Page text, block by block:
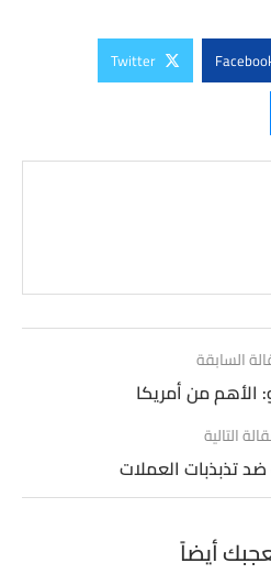
Twitter
السابقة
الأهم من أمريكا
التالية
ضد تذبذبات العملات
أيضاً